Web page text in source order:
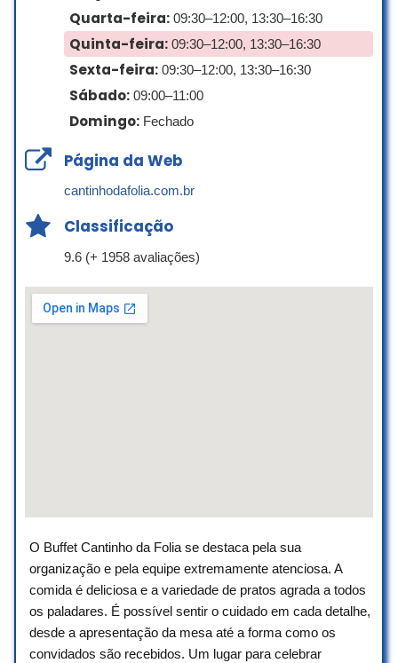
e o técnico Valdeci, nos atendeu muito
bem, fez na mesma hora e na nossa
presença, vários testes e concluiu que o
defeito não era da TV.
Parabéns, a empresa e ao colaborador,
empresas e funcionários como Hugo’s
atendidos.
Solucionaram o nosso problema.
atribuindo no 5.0, com louvor.
Aconselho para todos.
Wagner Dias
☆ 5/5
Quarta-feira: 09:30–12:00, 13:30–16:30
Quinta-feira: 09:30–12:00, 13:30–16:30
Sexta-feira: 09:30–12:00, 13:30–16:30
Sábado: 09:00–11:00
Domingo: Fechado
Página da Web
cantinhodafolia.com.br
Classificação
9.6 (+ 1958 avaliações)
O Buffet Cantinho da Folia se destaca pela sua
organização e pela equipe extremamente atenciosa. A
comida é deliciosa e a variedade de pratos agrada a todos
os paladares. É possível sentir o cuidado em cada detalhe,
desde a apresentação da mesa até a forma como os
convidados são recebidos. Um lugar para celebrar